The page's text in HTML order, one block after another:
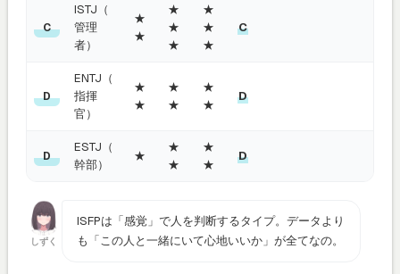
C
ISTJ（
管理
者）
★
★
★
★
★
★
★
★
C
D
ENTJ（
指揮
官）
★
★
★
★
★
★
D
D
ESTJ（
幹部）
★
★
★
★
★
D
しずく
ISFPは「感覚」で人を判断するタイプ。データより
も「この人と一緒にいて心地いいか」が全てなの。